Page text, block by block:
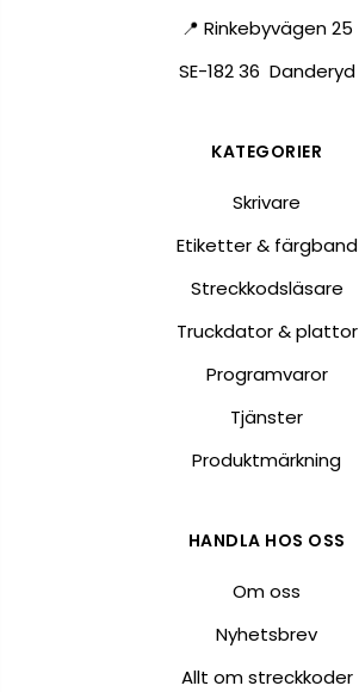
📍 Rinkebyvägen 25
SE-182 36 Danderyd
KATEGORIER
Skrivare
Etiketter & färgband
Streckkodsläsare
Truckdator & plattor
Programvaror
Tjänster
Produktmärkning
HANDLA HOS OSS
Om oss
Nyhetsbrev
Allt om streckkoder